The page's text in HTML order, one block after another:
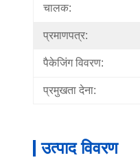
चालक:
प्रमाणपत्र:
पैकेजिंग विवरण:
प्रमुखता देना:
उत्पाद विवरण